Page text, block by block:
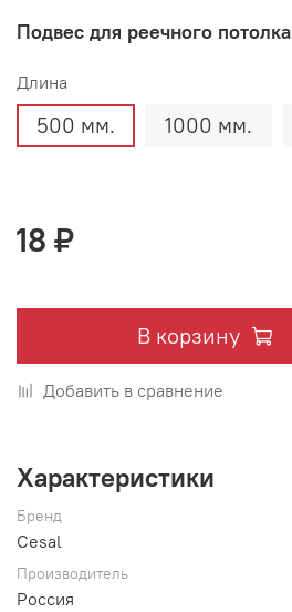
Подвес для реечного потолка
Длина
500 мм. 1000 мм.
18 ₽
В корзину
Добавить в сравнение
Характеристики
Бренд
Cesal
Производитель
Россия